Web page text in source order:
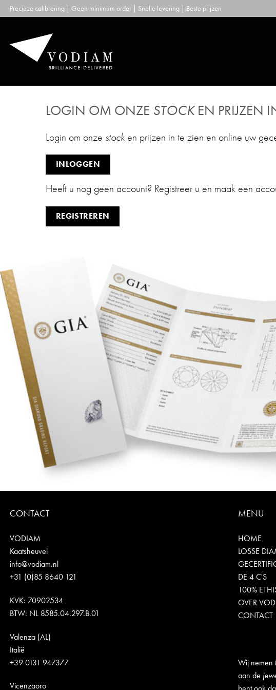
Skip
to
Precieze calibrering | Geen minimum order | Snelle levering | Beste prijzen
LOGIN OM ONZE STOCKEN PRIJZEN
Login om onze stock en prijzen in te zien en online uw
INLOGGEN
Heeft u nog geen account? Registreer u en maak een
REGISTREREN
CONTACT
VODIAM
Kaatsheuvel
info@vodiam.nl
+31 (0)85 8640 121
KVK: 70902534
BTW: NL 8585.04.297.B.01
Valenza (AL)
Italië
+39 0131 947377
Vicenzaoro
MENU
HOME
LOSSE
DE 4 C'S
100%
OVER
CONTACT
Wij nemen
aan de